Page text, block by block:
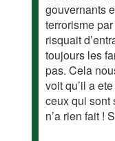
gouvernants
terrorisme
risquait
toujours les
pas. Cela
voit qu’il a
ceux qui sont
n’a rien fait !